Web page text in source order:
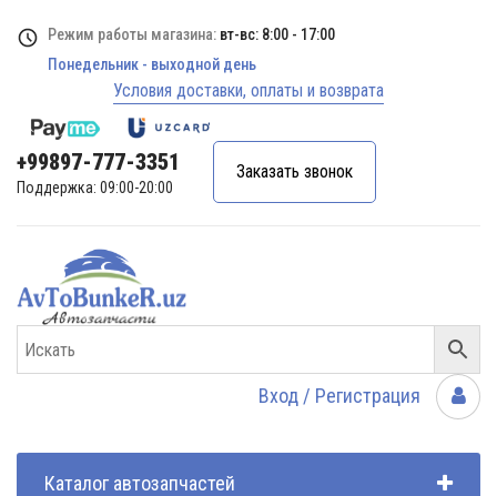
Режим работы магазина: вт-вс: 8:00 - 17:00
Понедельник - выходной день
Условия доставки, оплаты и возврата
+99897-777-3351
Поддержка: 09:00-20:00
Заказать звонок
Вход / Регистрация
Каталог автозапчастей